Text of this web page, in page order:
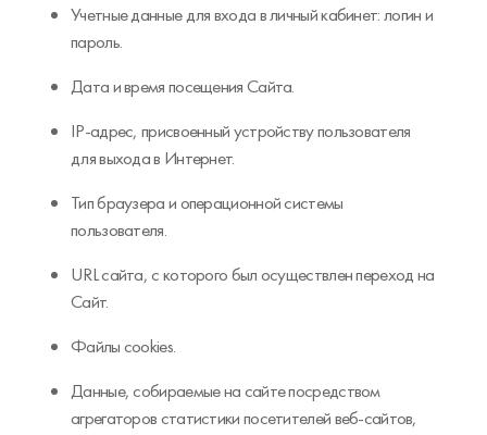
Учетные данные для входа в личный кабинет: логин и
пароль.
Дата и время посещения Сайта.
IP-адрес, присвоенный устройству пользователя
для выхода в Интернет.
Тип браузера и операционной системы
пользователя.
URL сайта, с которого был осуществлен переход на
Сайт.
Файлы cookies.
Данные, собираемые на сайте посредством
агрегаторов статистики посетителей веб-сайтов,